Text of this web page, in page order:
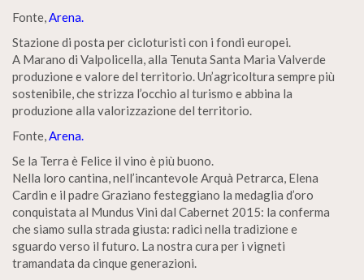
Fonte,Arena.
Stazione di posta per cicloturisti con i fondi europei.
A Marano di Valpolicella, alla Tenuta Santa Maria Valverde
produzione e valore del territorio. Un’agricoltura sempre più
sostenibile, che strizza l’occhio al turismo e abbina la
produzione alla valorizzazione del territorio.
Fonte,Arena.
Se la Terra è Felice il vino è più buono.
Nella loro cantina, nell’incantevole Arquà Petrarca, Elena
Cardin e il padre Graziano festeggiano la medaglia d’oro
conquistata al Mundus Vini dal Cabernet 2015: la conferma
che siamo sulla strada giusta: radici nella tradizione e
sguardo verso il futuro. La nostra cura per i vigneti
tramandata da cinque generazioni.